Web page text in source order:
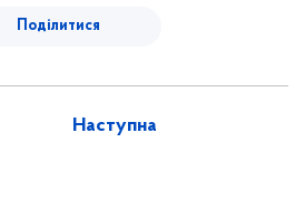
Поділитися
Наступна